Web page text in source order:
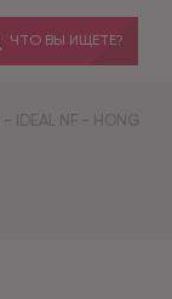
ЧТО ВЫ ИЩЕТЕ?
- IDEAL NF - HONG